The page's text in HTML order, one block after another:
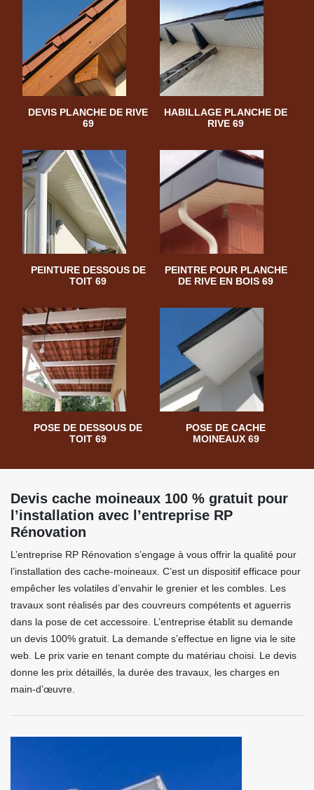
DEVIS PLANCHE DE RIVE
69
HABILLAGE PLANCHE DE
RIVE 69
PEINTURE DESSOUS DE
TOIT 69
PEINTRE POUR PLANCHE
DE RIVE EN BOIS 69
POSE DE DESSOUS DE
TOIT 69
POSE DE CACHE
MOINEAUX 69
Devis cache moineaux 100 % gratuit pour
l’installation avec l’entreprise RP
Rénovation
L’entreprise RP Rénovation s’engage à vous offrir la qualité pour
l’installation des cache-moineaux. C’est un dispositif efficace pour
empêcher les volatiles d’envahir le grenier et les combles. Les
travaux sont réalisés par des couvreurs compétents et aguerris
dans la pose de cet accessoire. L’entreprise établit su demande
un devis 100% gratuit. La demande s’effectue en ligne via le site
web. Le prix varie en tenant compte du matériau choisi. Le devis
donne les prix détaillés, la durée des travaux, les charges en
main-d’œuvre.